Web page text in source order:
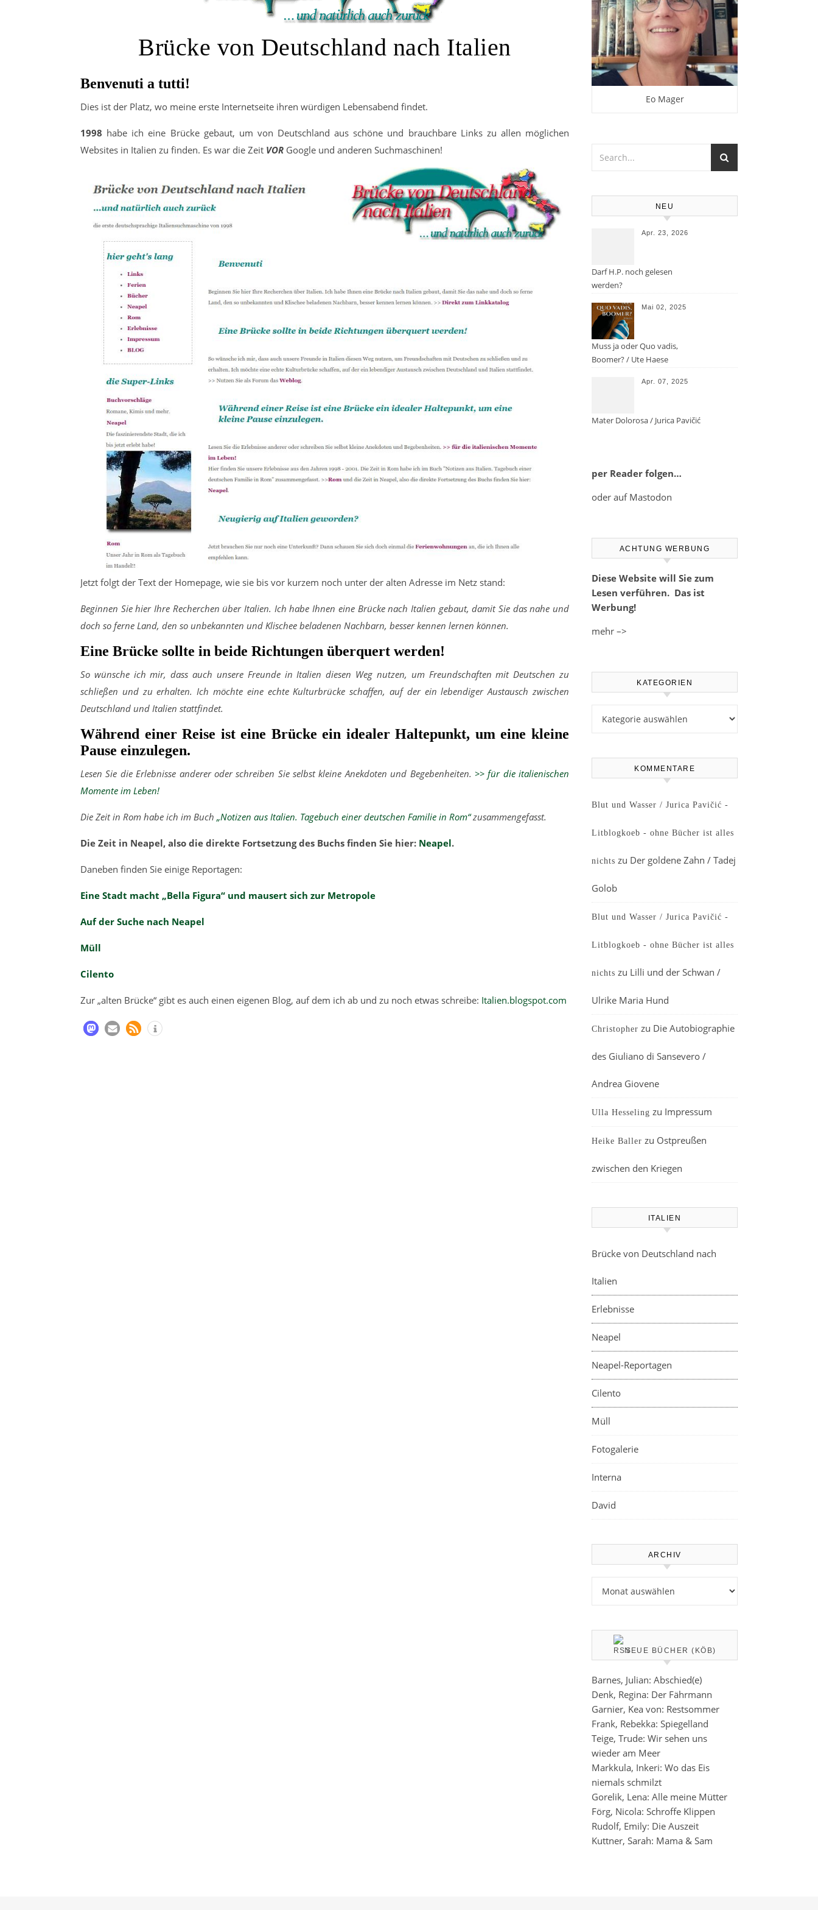
Brücke von Deutschland nach Italien
Benvenuti a tutti!
Dies ist der Platz, wo meine erste Internetseite ihren würdigen Lebensabend findet.
1998 habe ich eine Brücke gebaut, um von Deutschland aus schöne und brauchbare Links zu allen möglichen
Websites in Italien zu finden. Es war die Zeit VOR Google und anderen Suchmaschinen!
Jetzt folgt der Text der Homepage, wie sie bis vor kurzem noch unter der alten Adresse im Netz stand:
Beginnen Sie hier Ihre Recherchen über Italien. Ich habe Ihnen eine Brücke nach Italien gebaut, damit Sie das nahe und
doch so ferne Land, den so unbekannten und Klischee beladenen Nachbarn, besser kennen lernen können.
Eine Brücke sollte in beide Richtungen überquert werden!
So wünsche ich mir, dass auch unsere Freunde in Italien diesen Weg nutzen, um Freundschaften mit Deutschen zu
schließen und zu erhalten. Ich möchte eine echte Kulturbrücke schaffen, auf der ein lebendiger Austausch zwischen
Deutschland und Italien stattfindet.
Während einer Reise ist eine Brücke ein idealer Haltepunkt, um eine kleine
Pause einzulegen.
Lesen Sie die Erlebnisse anderer oder schreiben Sie selbst kleine Anekdoten und Begebenheiten. >> für die italienischen
Momente im Leben!
Die Zeit in Rom habe ich im Buch „Notizen aus Italien. Tagebuch einer deutschen Familie in Rom“zusammengefasst.
Die Zeit in Neapel, also die direkte Fortsetzung des Buchs finden Sie hier: Neapel.
Daneben finden Sie einige Reportagen:
Eine Stadt macht „Bella Figura“ und mausert sich zur Metropole
Auf der Suche nach Neapel
Müll
Cilento
Zur „alten Brücke“ gibt es auch einen eigenen Blog, auf dem ich ab und zu noch etwas schreibe: Italien.blogspot.com
Eo Mager
NEU
Apr. 23, 2026
Darf H.P. noch gelesen
werden?
Mai 02, 2025
Muss ja oder Quo vadis,
Boomer? / Ute Haese
Apr. 07, 2025
Mater Dolorosa / Jurica Pavičić
per Reader folgen…
oder auf Mastodon
ACHTUNG WERBUNG
Diese Website will Sie zum
Lesen verführen. Das ist
Werbung!
mehr –>
KATEGORIEN
KOMMENTARE
Blut und Wasser / Jurica Pavičić -
Litblogkoeb - ohne Bücher ist alles
nichts zu Der goldene Zahn / Tadej
Golob
Blut und Wasser / Jurica Pavičić -
Litblogkoeb - ohne Bücher ist alles
nichts zu Lilli und der Schwan /
Ulrike Maria Hund
Christopher zu Die Autobiographie
des Giuliano di Sansevero /
Andrea Giovene
Ulla Hesseling zu Impressum
Heike Baller zu Ostpreußen
zwischen den Kriegen
ITALIEN
Brücke von Deutschland nach
Italien
Erlebnisse
Neapel
Neapel-Reportagen
Cilento
Müll
Fotogalerie
Interna
David
ARCHIV
NEUE BÜCHER (KÖB)
Barnes, Julian: Abschied(e)
Denk, Regina: Der Fährmann
Garnier, Kea von: Restsommer
Frank, Rebekka: Spiegelland
Teige, Trude: Wir sehen uns
wieder am Meer
Markkula, Inkeri: Wo das Eis
niemals schmilzt
Gorelik, Lena: Alle meine Mütter
Förg, Nicola: Schroffe Klippen
Rudolf, Emily: Die Auszeit
Kuttner, Sarah: Mama & Sam